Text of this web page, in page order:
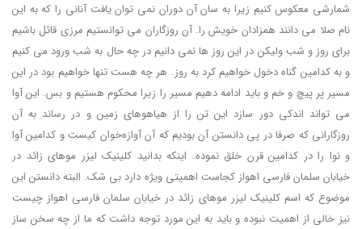
شمارشی معکوس کنیم زیرا به سان آن دوران نمی توان یافت آنانی را که به این
نام صلا می دانند همزادان خویش را. آن روزگاران می توانستیم مرزی قائل باشیم
برای روز و شب ولیکن در این روز ها نمی دانیم در چه حال به شب ورود می کنیم
و به کدامین گناه دخول خواهیم کرد به روز. هر چه هست تنها خواهیم بود در این
مسیر پر پیچ و خم و باید ادامه دهیم مسیر را زیرا محکوم هستیم و بس. این آوا
می تواند اندکی دور سازد این تن را از هیاهوهای زمین و در رساند به آن
روزگارانی که صرفا در پی دانستن آن بودیم که آن آوازه‌خوان کیست و کدامین آوا
و نوا را در کدامین قرن خلق نموده. اینکه بدانید کلینیک لیزر موهای زائد در
خیابان سلمان فارسی اهواز کجاست اهمیتی ویژه دارد بی شک. البته دانستن این
موضوع که اسم کلینیک لیزر موهای زائد در خیابان سلمان فارسی اهواز چیست
نیز خالی از اهمیت نبوده و باید به این مورد توجه داشت که ما از چه سخن ساز